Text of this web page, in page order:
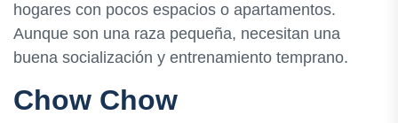
hogares con pocos espacios o apartamentos.
Aunque son una raza pequeña, necesitan una
buena socialización y entrenamiento temprano.
Chow Chow